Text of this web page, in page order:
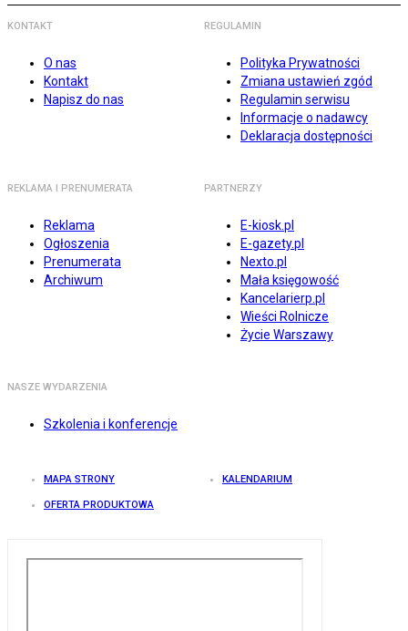
KONTAKT
O nas
Kontakt
Napisz do nas
REGULAMIN
Polityka Prywatności
Zmiana ustawień zgód
Regulamin serwisu
Informacje o nadawcy
Deklaracja dostępności
REKLAMA I PRENUMERATA
Reklama
Ogłoszenia
Prenumerata
Archiwum
PARTNERZY
E-kiosk.pl
E-gazety.pl
Nexto.pl
Mała księgowość
Kancelarierp.pl
Wieści Rolnicze
Życie Warszawy
NASZE WYDARZENIA
Szkolenia i konferencje
MAPA STRONY KALENDARIUM
OFERTA PRODUKTOWA